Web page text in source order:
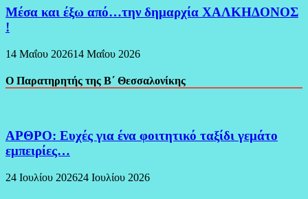
Μέσα και έξω από…την δημαρχία ΧΑΛΚΗΔΟΝΟΣ
!
14 Μαΐου 202614 Μαΐου 2026
Ο Παρατηρητής της Β΄ Θεσσαλονίκης
ΑΡΘΡΟ: Ευχές για ένα φοιτητικό ταξίδι γεμάτο
εμπειρίες…
24 Ιουλίου 202624 Ιουλίου 2026